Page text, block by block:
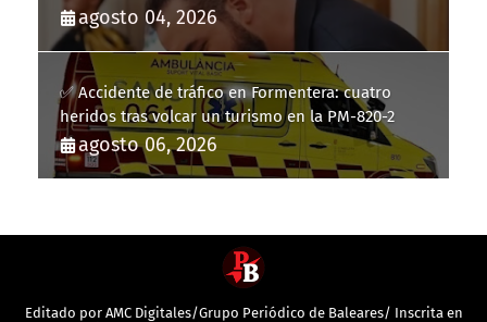
agosto 04, 2026
✅ Accidente de tráfico en Formentera: cuatro
heridos tras volcar un turismo en la PM-820-2
agosto 06, 2026
Editado por AMC Digitales/Grupo Periódico de Baleares/ Inscrita en